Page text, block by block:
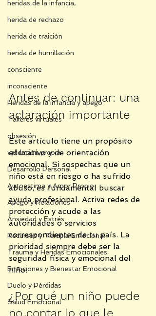
heridas de la infancia,
herida de rechazo
herida de traición
herida de humillación
consciente
inconsciente
Heridas de la infancia y apego
Talleres virtuales
obsesión
validación propia
Desarrollo Personal
Autoestima y Amor Propio
Apego y Relaciones
Ansiedad y Estrés
Recursos y Terapia Emocional
Trauma y Heridas Emocionales
Emociones y Bienestar Emocional
Duelo y Pérdidas
Salud Emocional
Antes de continuar: una
aclaración importante
Este artículo tiene un propósito
educativo y de orientación
emocional. Si sospechas que un
niño está en riesgo o ha sufrido
abuso, es fundamental buscar
ayuda profesional. Activa redes de
protección y acude a las
autoridades o servicios
correspondientes de tu país. La
prioridad siempre debe ser la
seguridad física y emocional del
niño.
¿Por qué un niño puede
no contar lo que le